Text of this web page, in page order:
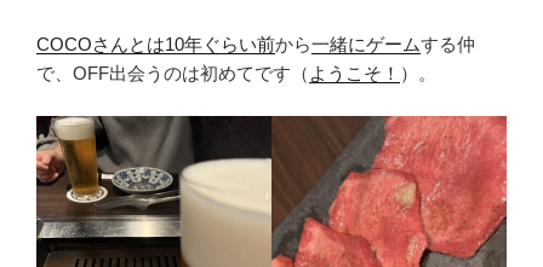
COCOさんとは10年ぐらい前から一緒にゲームする仲
で、OFF出会うのは初めてです（ ようこそ！ ）。